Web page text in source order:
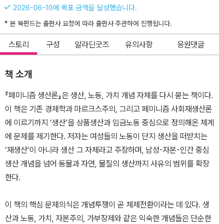
2026-06-10에 목표 금액을 달성했습니다.
* 본 북펀드는 출판사 요청에 따라 출판사 주관하에 진행됩니다.
스토리 구성 알라딘굿즈 유의사항 응원댓글
책 소개
『페미니즘 생산론』은 생산, 노동, 가치 개념 자체를 다시 묻는 책이다.
이 책은 기존 경제학과 마르크스주의, 그리고 페미니즘 사회재생산론
에 이르기까지 ‘생산’을 상품생산과 임금노동 중심으로 정의해온 체계
에 문제를 제기한다. 저자는 여성들의 노동이 단지 생산을 떠받치는
‘재생산’이 아니라 생산 그 자체라고 주장하며, 남성-자본-인간 중심
생산 개념을 넘어 동물과 자연, 물질의 생산까지 사유의 범위를 확장
한다.
이 책의 핵심 문제의식은 개념투쟁이 곧 체제전환이라는 데 있다. 생
산과 노동, 가치, 자본주의, 가부장제와 같은 익숙한 개념들은 단순한